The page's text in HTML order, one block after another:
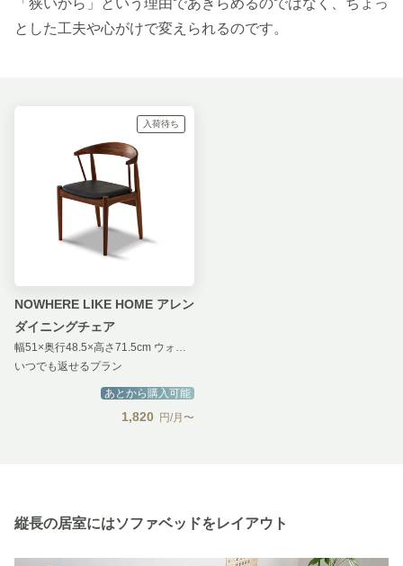
「狭いから」という理由であきらめるのではなく、ちょっ
とした工夫や心がけで変えられるのです。
入荷待ち
NOWHERE LIKE HOME アレン
ダイニングチェア
幅51×奥行48.5×高さ71.5cm ウォールナット × ブラック
いつでも返せるプラン
あとから購入可能
1,820 円/月〜
縦長の居室にはソファベッドをレイアウト